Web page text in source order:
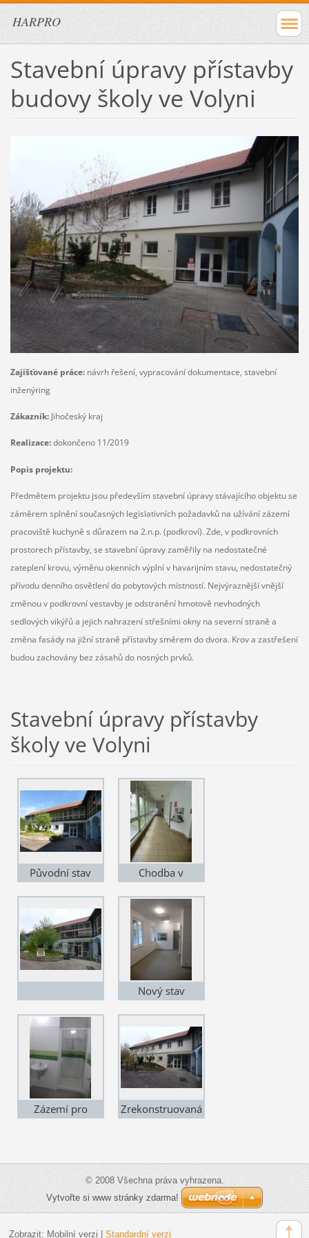
HARPRO
Stavební úpravy přístavby
budovy školy ve Volyni
Zajišťované práce:návrh řešení, vypracování dokumentace, stavební
inženýring
Zákazník:Jihočeský kraj
Realizace:dokončeno 11/2019
Popis projektu:
Předmětem projektu jsou především stavební úpravy stávajícího objektu se
záměrem splnění současných legislativních požadavků na užívání zázemí
pracoviště kuchyně s důrazem na 2.n.p. (podkroví). Zde, v podkrovních
prostorech přístavby, se stavební úpravy zaměřily na nedostatečné
zateplení krovu, výměnu okenních výplní v havarijním stavu, nedostatečný
přívodu denního osvětlení do pobytových místností. Nejvýraznější vnější
změnou v podkrovní vestavby je odstranění hmotově nevhodných
sedlových vikýřů a jejich nahrazení střešními okny na severní straně a
změna fasády na jižní straně přístavby směrem do dvora. Krov a zastřešení
budou zachovány bez zásahů do nosných prvků.
Stavební úpravy přístavby
školy ve Volyni
Původní stav
Chodba v
Nový stav
Zázemí pro
Zrekonstruovaná
© 2008 Všechna práva vyhrazena.
Vytvořte si www stránky zdarma!
Zobrazit: Mobilní verzi | Standardní verzi